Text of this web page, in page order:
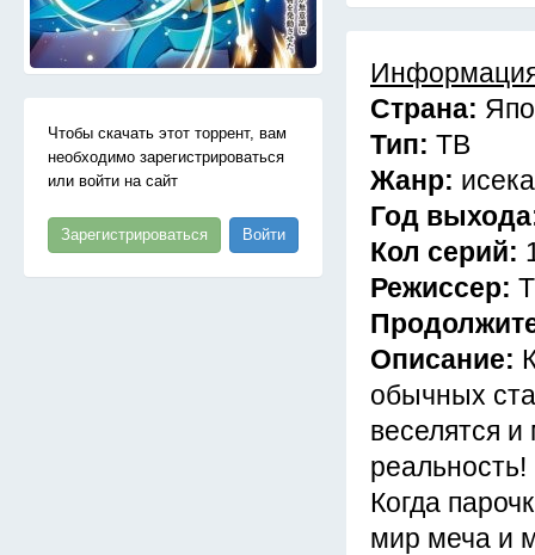
Чтобы скачать этот торрент, вам
необходимо зарегистрироваться
или войти на сайт
Зарегистрироваться Войти
Страна:
Тип: ТВ
Жанр:
Год
Кол серий:
Режиссер:
Описание:
обычных
веселятся
реальность!
Когда
мир меча и